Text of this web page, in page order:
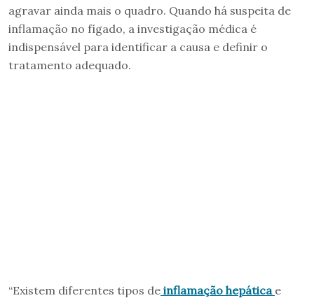
agravar ainda mais o quadro. Quando há suspeita de
inflamação no fígado, a investigação médica é
indispensável para identificar a causa e definir o
tratamento adequado.
“Existem diferentes tipos de inflamação hepática e